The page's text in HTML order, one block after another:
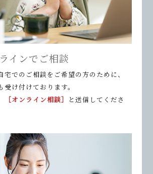
インでご相談
宅でのご相談をご希望の方のために、
け付けております。
［オンライン相談］
と送信してくださ